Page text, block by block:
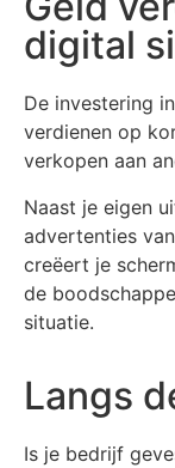
digital
De investering
verdienen op
verkopen aan
Naast je eigen
advertenties
creëert je
de
situatie.
Langs
Is je bedrijf